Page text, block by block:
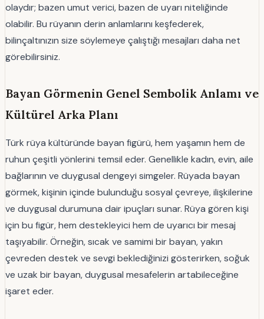
olaydır; bazen umut verici, bazen de uyarı niteliğinde
olabilir. Bu rüyanın derin anlamlarını keşfederek,
bilinçaltınızın size söylemeye çalıştığı mesajları daha net
görebilirsiniz.
Bayan Görmenin Genel Sembolik Anlamı ve
Kültürel Arka Planı
Türk rüya kültüründe bayan figürü, hem yaşamın hem de
ruhun çeşitli yönlerini temsil eder. Genellikle kadın, evin, aile
bağlarının ve duygusal dengeyi simgeler. Rüyada bayan
görmek, kişinin içinde bulunduğu sosyal çevreye, ilişkilerine
ve duygusal durumuna dair ipuçları sunar. Rüya gören kişi
için bu figür, hem destekleyici hem de uyarıcı bir mesaj
taşıyabilir. Örneğin, sıcak ve samimi bir bayan, yakın
çevreden destek ve sevgi beklediğinizi gösterirken, soğuk
ve uzak bir bayan, duygusal mesafelerin artabileceğine
işaret eder.